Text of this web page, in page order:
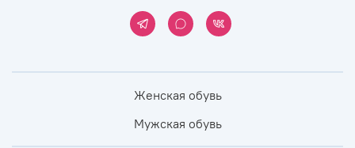
Женская обувь
Мужская обувь